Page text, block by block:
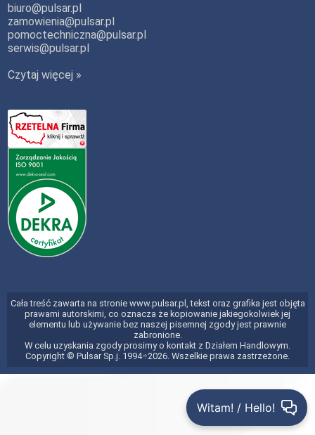
biuro@pulsar.pl
zamowienia@pulsar.pl
pomoctechniczna@pulsar.pl
serwis@pulsar.pl
Czytaj więcej »
Cała treść zawarta na stronie www.pulsar.pl, tekst oraz grafika jest objęta
prawami autorskimi, co oznacza że kopiowanie jakiegokolwiek jej
elementu lub używanie bez naszej pisemnej zgody jest prawnie
zabronione.
W celu uzyskania zgody prosimy o kontakt z Działem Handlowym.
Copyright © Pulsar Sp.j. 1994÷2026. Wszelkie prawa zastrzeżone.
Witam! / Hello!